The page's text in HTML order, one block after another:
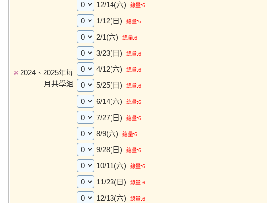
※ 2024、2025年每
月共學組
12/14(六) 總量:6
1/12(日) 總量:6
2/1(六) 總量:6
3/23(日) 總量:6
4/12(六) 總量:6
5/25(日) 總量:6
6/14(六) 總量:6
7/27(日) 總量:6
8/9(六) 總量:6
9/28(日) 總量:6
10/11(六) 總量:6
11/23(日) 總量:6
12/13(六) 總量:6